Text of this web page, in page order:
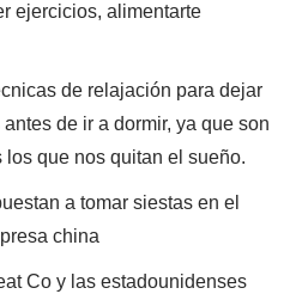
ejercicios, alimentarte
de relajación para dejar
de ir a dormir, ya que son
que nos quitan el sueño.
a tomar siestas en el
china
Co y las estadounidenses